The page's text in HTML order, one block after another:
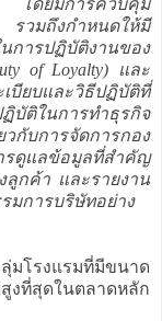
รวมถึงกำหนดให้มี
นการปฏิบัติงานของ
of Loyalty) และ
เบียบและวิธีปฏิบัติที่
ติในการทำธุรกิจ
กับการจัดการกอง
ดูแลข้อมูลที่สำคัญ
ลูกค้า และรายงาน
มการบริษัทอย่าง
โรงแรมที่มีขนาด
ที่สุดในตลาดหลัก